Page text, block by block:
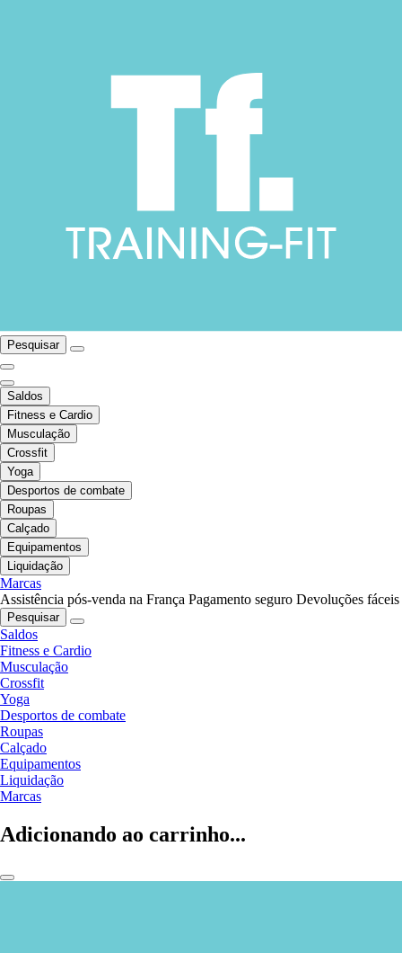
Pesquisar
Saldos
Fitness e Cardio
Musculação
Crossfit
Yoga
Desportos de combate
Roupas
Calçado
Equipamentos
Liquidação
Marcas
Assistência pós-venda na França Pagamento seguro Devoluções fáceis
Pesquisar
Saldos
Fitness e Cardio
Musculação
Crossfit
Yoga
Desportos de combate
Roupas
Calçado
Equipamentos
Liquidação
Marcas
Adicionando ao carrinho...